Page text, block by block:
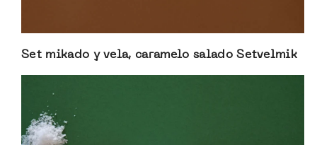
Set mikado y vela, caramelo salado Setvelmik